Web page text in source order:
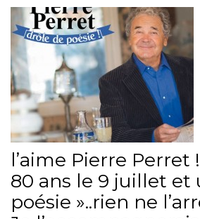
l’aime Pierre Perret !
80 ans le 9 juillet et
poésie »..rien ne